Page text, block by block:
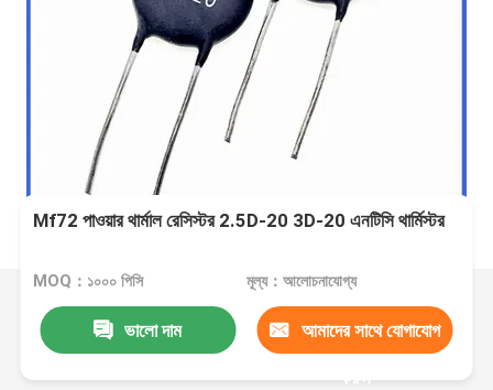
Mf72 পাওয়ার থার্মাল রেসিস্টর 2.5D-20 3D-20 এনটিসি থার্মিস্টর
MOQ：১০০০ পিসি মূল্য：আলোচনাযোগ্য
ভালো দাম আমাদের সাথে যোগাযোগ
করুন